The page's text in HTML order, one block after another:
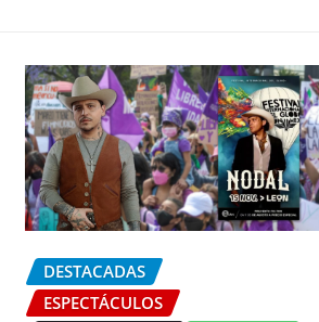
DESTACADAS
ESPECTÁCULOS